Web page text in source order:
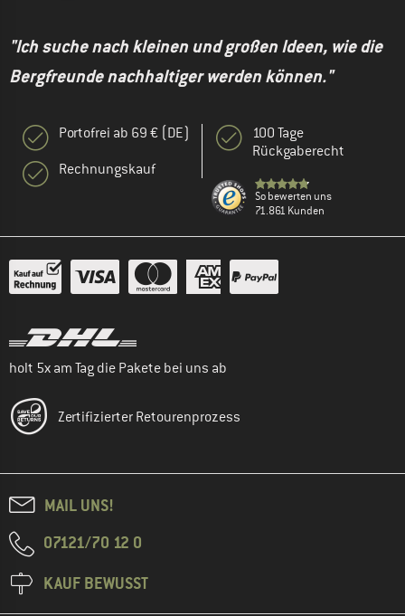
"Ich suche nach kleinen und großen Ideen, wie die
Bergfreunde nachhaltiger werden können."
Portofrei ab 69 € (DE)
Rechnungskauf
100 Tage
Rückgaberecht
So bewerten uns
71.861 Kunden
holt 5x am Tag die Pakete bei uns ab
Zertifizierter Retourenprozess
MAIL UNS!
07121/70 12 0
KAUF BEWUSST